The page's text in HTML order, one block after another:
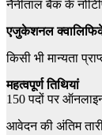
नैनीताल बैंक के
एजुकेशनल
किसी भी मान्यता
महत्वपूर्ण तिथियां
150 पदों पर
आवेदन की अंतिम